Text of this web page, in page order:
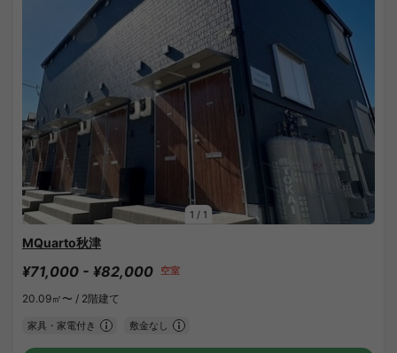
1 / 1
MQuarto秋津
¥71,000 - ¥82,000 空室
20.09㎡〜 / 2階建て
家具・家電付き 敷金なし